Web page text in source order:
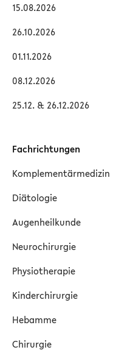
15.08.2026
26.10.2026
01.11.2026
08.12.2026
25.12. & 26.12.2026
Fachrichtungen
Komplementärmedizin
Diätologie
Augenheilkunde
Neurochirurgie
Physiotherapie
Kinderchirurgie
Hebamme
Chirurgie